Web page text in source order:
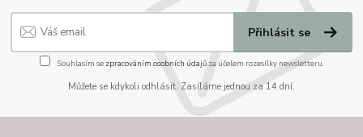
Přihlásit se
Souhlasím se zpracováním osobních údajůza účelem rozesílky newsletteru.
Můžete se kdykoli odhlásit. Zasíláme jednou za 14 dní.